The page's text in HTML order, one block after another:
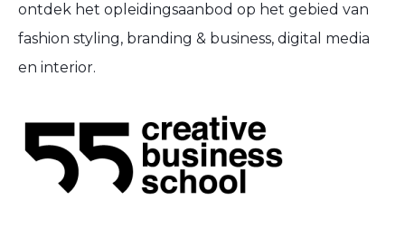
ontdek het opleidingsaanbod op het gebied van
fashion styling, branding & business, digital media
en interior.